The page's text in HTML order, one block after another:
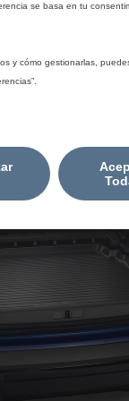
DE
distribuidor
a la cesta
se basa en tu
y cómo gestionarlas,